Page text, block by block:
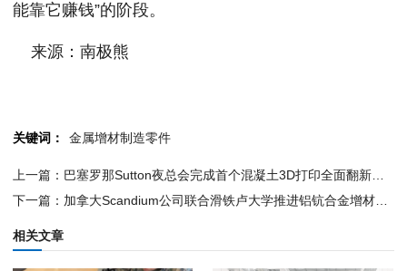
能靠它赚钱”的阶段。
来源：南极熊
关键词： 金属增材制造零件
相关文章